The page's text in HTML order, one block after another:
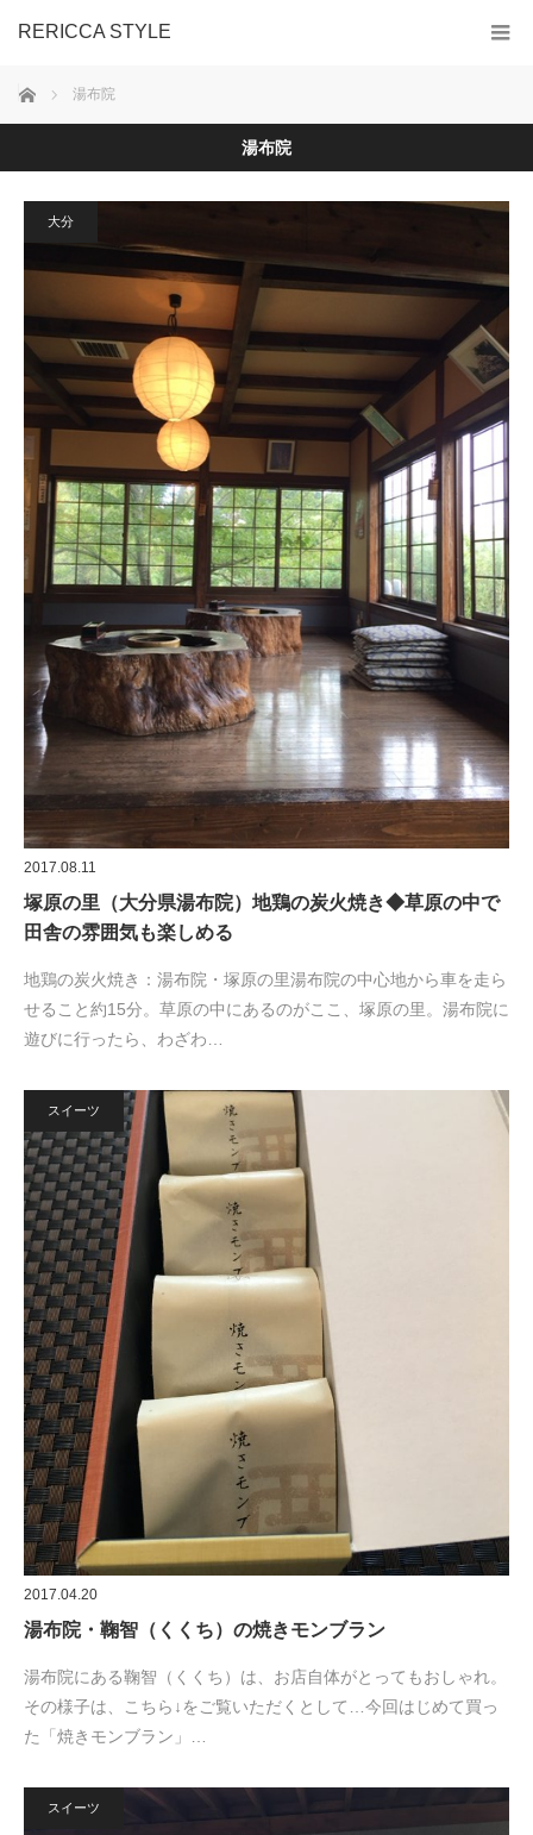
RERICCA STYLE
ホーム 湯布院
湯布院
大分
2017.08.11
塚原の里（大分県湯布院）地鶏の炭火焼き◆草原の中で
田舎の雰囲気も楽しめる
地鶏の炭火焼き：湯布院・塚原の里湯布院の中心地から車を走ら
せること約15分。草原の中にあるのがここ、塚原の里。湯布院に
遊びに行ったら、わざわ…
スイーツ
2017.04.20
湯布院・鞠智（くくち）の焼きモンブラン
湯布院にある鞠智（くくち）は、お店自体がとってもおしゃれ。
その様子は、こちら↓をご覧いただくとして…今回はじめて買っ
た「焼きモンブラン」…
スイーツ